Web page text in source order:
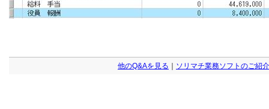
他のQ&Aを見る ソリマチ業務ソフトのご紹介